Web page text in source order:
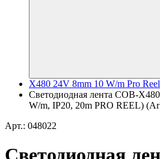
X480 24V 8mm 10 W/m Pro Reel
Светодиодная лента COB-
W/m, IP20, 20m PRO REEL)
Арт.: 048022